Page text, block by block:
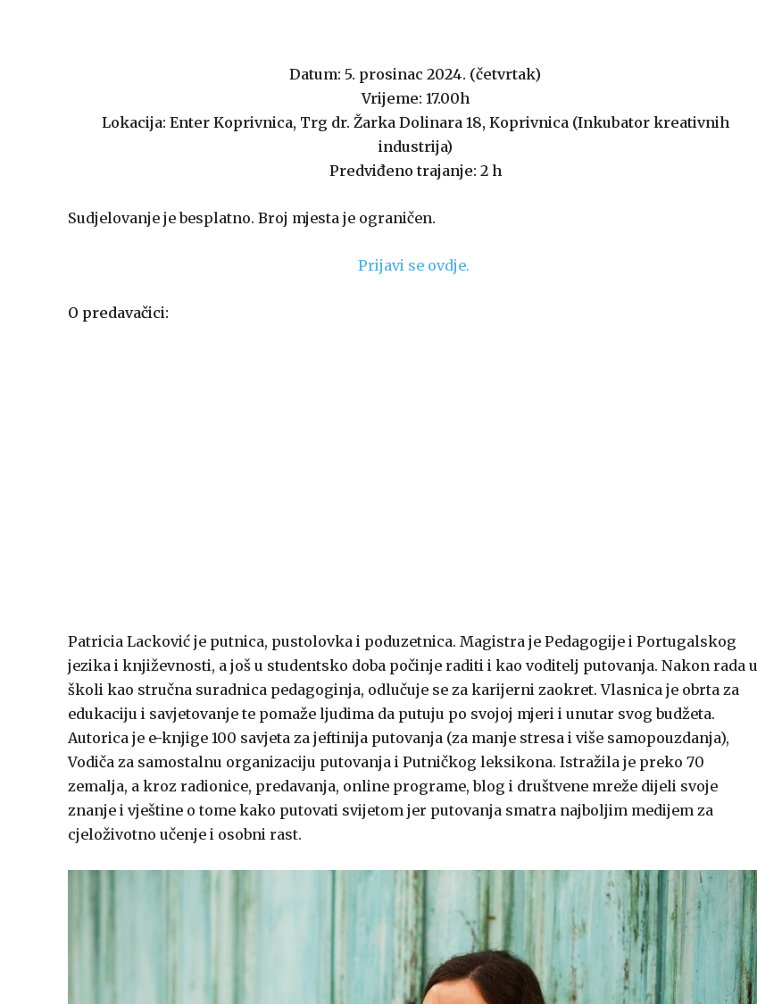
Datum: 5. prosinac 2024. (četvrtak)
Vrijeme: 17.00h
Lokacija: Enter Koprivnica, Trg dr. Žarka Dolinara 18, Koprivnica (Inkubator kreativnih
industrija)
Predviđeno trajanje: 2 h
Sudjelovanje je besplatno. Broj mjesta je ograničen.
Prijavi se ovdje.
O predavačici:
Patricia Lacković je putnica, pustolovka i poduzetnica. Magistra je Pedagogije i Portugalskog
jezika i književnosti, a još u studentsko doba počinje raditi i kao voditelj putovanja. Nakon rada u
školi kao stručna suradnica pedagoginja, odlučuje se za karijerni zaokret. Vlasnica je obrta za
edukaciju i savjetovanje te pomaže ljudima da putuju po svojoj mjeri i unutar svog budžeta.
Autorica je e-knjige 100 savjeta za jeftinija putovanja (za manje stresa i više samopouzdanja),
Vodiča za samostalnu organizaciju putovanja i Putničkog leksikona. Istražila je preko 70
zemalja, a kroz radionice, predavanja, online programe, blog i društvene mreže dijeli svoje
znanje i vještine o tome kako putovati svijetom jer putovanja smatra najboljim medijem za
cjeloživotno učenje i osobni rast.